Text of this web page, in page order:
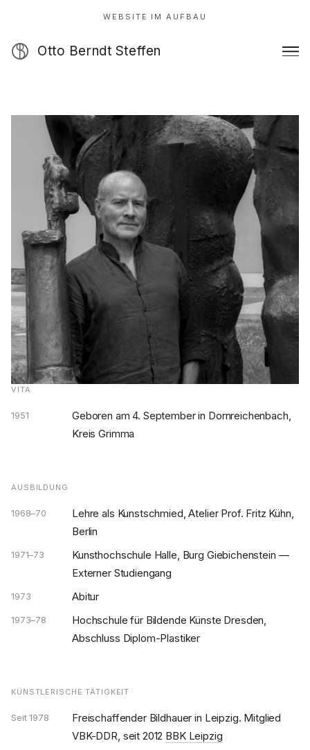
WEBSITE IM AUFBAU
Otto Berndt Steffen
VITA
1951
Geboren am 4. September in Dornreichenbach,
Kreis Grimma
AUSBILDUNG
1968–70
Lehre als Kunstschmied, Atelier Prof. Fritz Kühn,
Berlin
1971–73
Kunsthochschule Halle, Burg Giebichenstein —
Externer Studiengang
1973 Abitur
1973–78
Hochschule für Bildende Künste Dresden,
Abschluss Diplom-Plastiker
KÜNSTLERISCHE TÄTIGKEIT
Seit 1978
Freischaffender Bildhauer in Leipzig. Mitglied
VBK-DDR, seit 2012 BBK Leipzig